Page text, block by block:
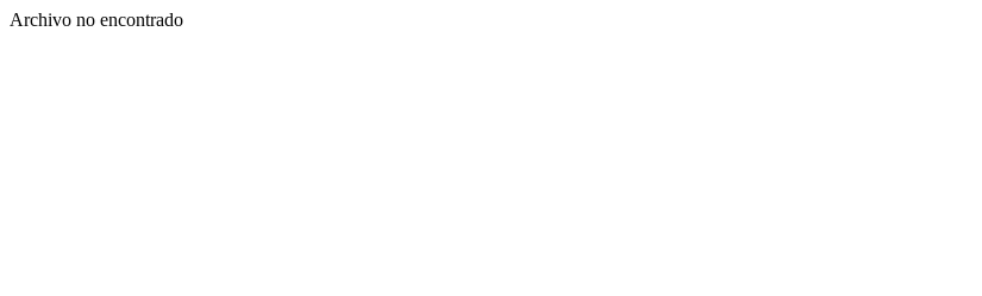
Archivo no encontrado